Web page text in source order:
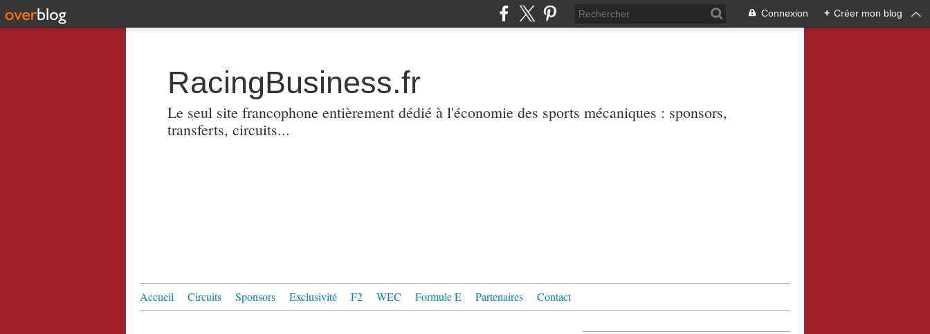
Connexion + Créer mon blog
RacingBusiness.fr
Le seul site francophone entièrement dédié à l'économie des sports mécaniques : sponsors,
transferts, circuits...
Accueil Circuits Sponsors Exclusivité F2 WEC Formule E Partenaires Contact